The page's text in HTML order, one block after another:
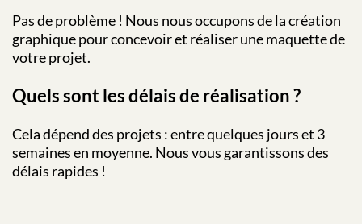
Pas de problème ! Nous nous occupons de la création
graphique pour concevoir et réaliser une maquette de
votre projet.
Quels sont les délais de réalisation ?
Cela dépend des projets : entre quelques jours et 3
semaines en moyenne. Nous vous garantissons des
délais rapides !